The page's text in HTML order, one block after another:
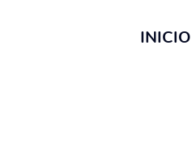
INICIO